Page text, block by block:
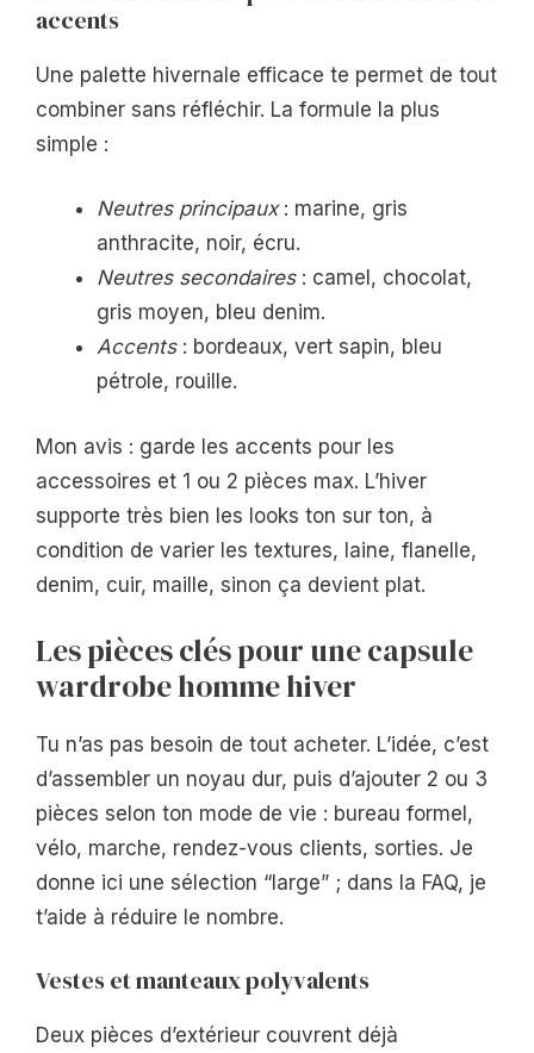
accents
Une palette hivernale efficace te permet de tout
combiner sans réfléchir. La formule la plus
simple :
Neutres principaux: marine, gris
anthracite, noir, écru.
Neutres secondaires: camel, chocolat,
gris moyen, bleu denim.
Accents: bordeaux, vert sapin, bleu
pétrole, rouille.
Mon avis : garde les accents pour les
accessoires et 1 ou 2 pièces max. L’hiver
supporte très bien les looks ton sur ton, à
condition de varier les textures, laine, flanelle,
denim, cuir, maille, sinon ça devient plat.
Les pièces clés pour une capsule
wardrobe homme hiver
Tu n’as pas besoin de tout acheter. L’idée, c’est
d’assembler un noyau dur, puis d’ajouter 2 ou 3
pièces selon ton mode de vie : bureau formel,
vélo, marche, rendez-vous clients, sorties. Je
donne ici une sélection “large” ; dans la FAQ, je
t’aide à réduire le nombre.
Vestes et manteaux polyvalents
Deux pièces d’extérieur couvrent déjà